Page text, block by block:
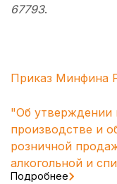
67793
Приказ Минфина
"Об утверждении
производстве и
розничной
алкогольной и
Подробнее